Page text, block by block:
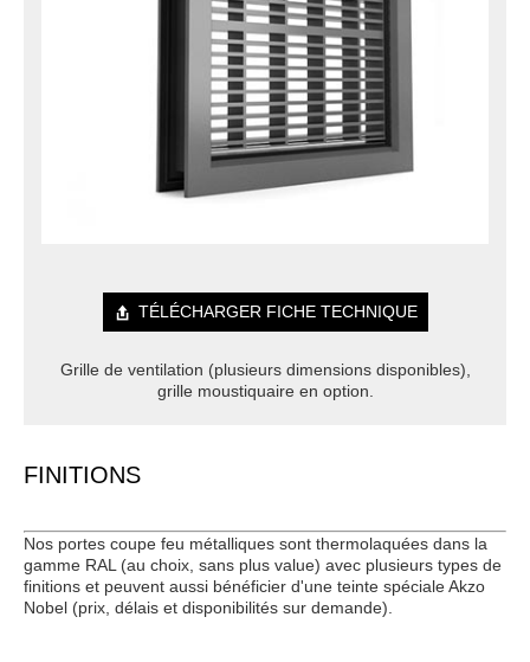
TÉLÉCHARGER FICHE TECHNIQUE
Grille de ventilation (plusieurs dimensions disponibles),
grille moustiquaire en option.
FINITIONS
Nos portes coupe feu métalliques sont thermolaquées dans la
gamme RAL (au choix, sans plus value) avec plusieurs types de
finitions et peuvent aussi bénéficier d'une teinte spéciale Akzo
Nobel (prix, délais et disponibilités sur demande).